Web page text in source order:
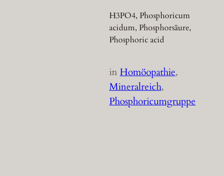
H3PO4, Phosphoricum
acidum, Phosphorsäure,
Phosphoric acid
inHomöopathie
Mineralreich
Phosphoricumgruppe